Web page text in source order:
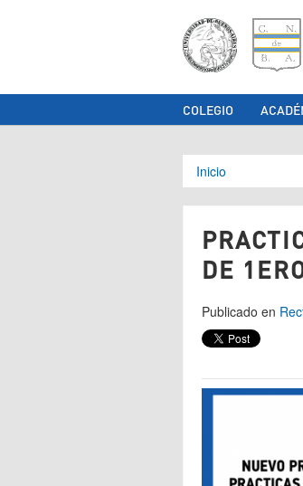
COLEGIO
Se
Inicio
DE
Publicado en